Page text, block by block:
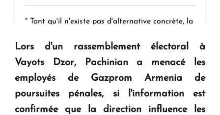
" Tant qu'il n'existe pas d'alternative concrète, la
KASA : 30 ans d'audace, de résilience et d'avenir
en Arménie
Le premier hôtel Hyatt Regency d'Arménie
Lors d'un rassemblement électoral à
Vayots Dzor, Pachinian a menacé les
employés de Gazprom Armenia de
poursuites pénales, si l'information est
confirmée que la direction influence les